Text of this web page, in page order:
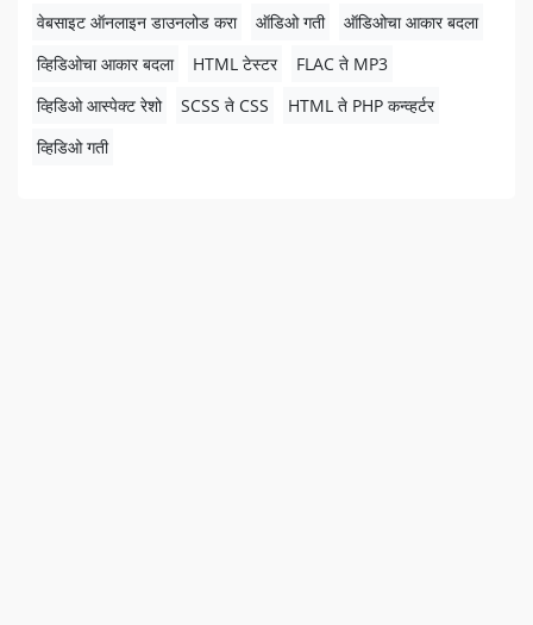
वेबसाइट ऑनलाइन डाउनलोड करा ऑडिओ गती
ऑडिओचा आकार बदला
व्हिडिओचा आकार बदला
HTML टेस्टर
FLAC ते MP3
व्हिडिओ आस्पेक्ट रेशो
SCSS ते CSS
HTML ते PHP कन्व्हर्टर
व्हिडिओ गती